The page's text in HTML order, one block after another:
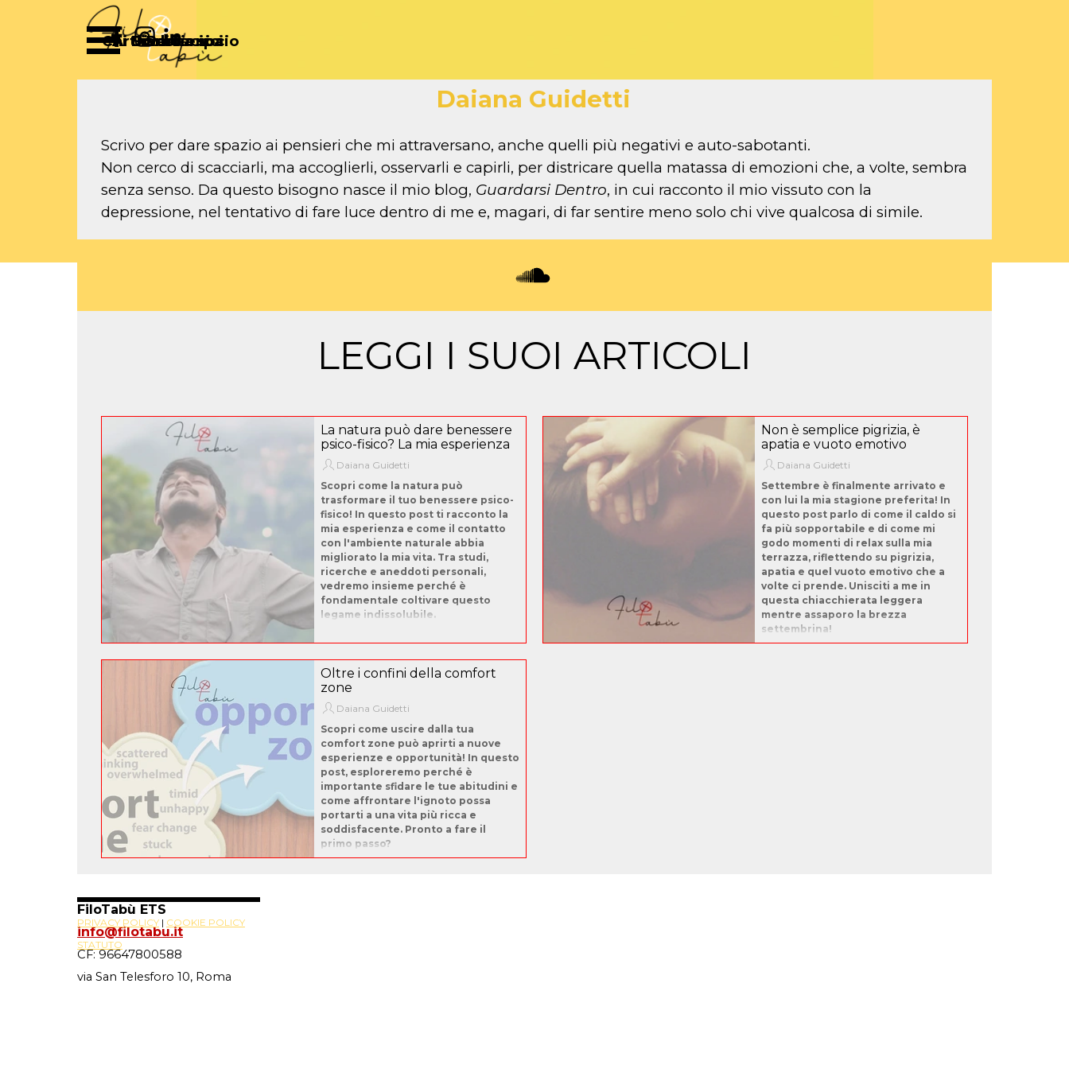
Salta menù
Chi Siamo
ArticoliPartecipa
Sostienici
Diventa socio
Daiana Guidetti
Scrivo per dare spazio ai pensieri che mi attraversano, anche quelli più negativi e auto-sabotanti.
Non cerco di scacciarli, ma accoglierli, osservarli e capirli, per districare quella matassa di emozioni che, a volte, sembra
senza senso. Da questo bisogno nasce il mio blog, Guardarsi Dentro, in cui racconto il mio vissuto con la
depressione, nel tentativo di fare luce dentro di me e, magari, di far sentire meno solo chi vive qualcosa di simile.
LEGGI I SUOI ARTICOLI
La natura può dare benessere
psico-fisico? La mia esperienza
Daiana Guidetti
Scopri come la natura può
trasformare il tuo benessere psico-
fisico! In questo post ti racconto la
mia esperienza e come il contatto
con l'ambiente naturale abbia
migliorato la mia vita. Tra studi,
ricerche e aneddoti personali,
vedremo insieme perché è
fondamentale coltivare questo
legame indissolubile.
Non è semplice pigrizia, è
apatia e vuoto emotivo
Daiana Guidetti
Settembre è finalmente arrivato e
con lui la mia stagione preferita! In
questo post parlo di come il caldo si
fa più sopportabile e di come mi
godo momenti di relax sulla mia
terrazza, riflettendo su pigrizia,
apatia e quel vuoto emotivo che a
volte ci prende. Unisciti a me in
questa chiacchierata leggera
mentre assaporo la brezza
settembrina!
Oltre i confini della comfort
zone
Daiana Guidetti
Scopri come uscire dalla tua
comfort zone può aprirti a nuove
esperienze e opportunità! In questo
post, esploreremo perché è
importante sfidare le tue abitudini e
come affrontare l'ignoto possa
portarti a una vita più ricca e
soddisfacente. Pronto a fare il
primo passo?
PRIVACY POLICY | COOKIE POLICY
STATUTO
FiloTabù ETS
info@filotabu.it
CF: 96647800588
via San Telesforo 10, Roma